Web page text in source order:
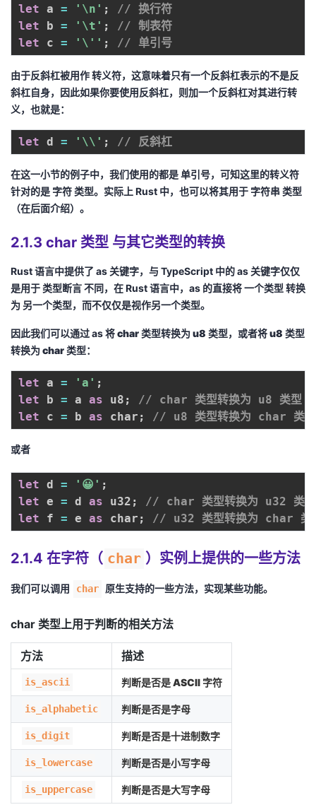
let a = '\n' ;
// 换行符
let b = '\t' ;
// 制表符
let c = '\'' ; // 单引号
由于反斜杠被用作转义符，这意味着只有一个反斜杠表示的不是反
斜杠自身，因此如果你要使用反斜杠，则加一个反斜杠对其进行转
义，也就是：
let d = '\\' ; // 反斜杠
在这一小节的例子中，我们使用的都是单引号，可知这里的转义符
针对的是 字符类型。实际上 Rust 中，也可以将其用于 字符串类型
（在后面介绍）。
2.1.3 char 类型 与其它类型的转换
Rust语言中提供了 as 关键字，与 TypeScript 中的as 关键字仅仅
是用于类型断言不同，在Rust语言中， as 的直接将 一个类型 转换
为 另一个类型，而不仅仅是视作另一个类型。
因此我们可以通过as将 char 类型转换为 u8 类型，或者将 u8 类型
转换为 char 类型：
let a = 'a' ;
let b = a as u8 ;
// char 类型转换为 u8 类型
let c = b as char ; // u8 类型转换为 char 类型
或者
let d = '😀' ;
let e = d as u32 ;
// char 类型转换为 u32 类型
let f = e as char ; // u32 类型转换为 char 类
2.1.4 在字符（ char ）实例上提供的一些方法
我们可以调用 char 原生支持的一些方法，实现某些功能。
char 类型上用于判断的相关方法
方法 描述
is_ascii 判断是否是 ASCII 字符
is_alphabetic 判断是否是字母
is_digit 判断是否是十进制数字
is_lowercase 判断是否是小写字母
is_uppercase 判断是否是大写字母